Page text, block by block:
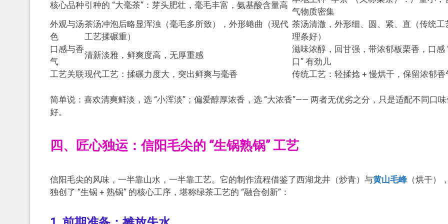
核心品种引种的 “大毫茶”：芽头肥壮，毫毛丰富，氨基酸含量高
气物质密集
外观与汤
色
茶汤冲泡后略显浑浊（毫毛多所致），外形蜷曲（现代
工艺揉碾重）
茶汤清澈，外形细、圆、紧、直（传统工
理条好）
口感与香
气
清新淡雅，鲜爽度高，无厚重感
滋味浓醇，回甘强，带浓郁板栗香，口感
口” 有劲儿
工艺关联现代工艺：揉碾力度大，突出鲜爽与毫香 传统工艺：轻揉捻 + 慢烘干，保留浓郁香
简单说：喜欢清爽鲜淡，选 “小浑淡”；偏爱醇厚浓香，选 “大浓香”—— 两者无优劣之分，只是适配不同口味
好。
四、匠心独运：信阳毛尖的 “生锅熟锅” 工艺
信阳毛尖的风味，一半靠山水，一半靠工艺。它的制作流程借鉴了西湖龙井（炒青）与黄山毛峰（烘干）
独创了 “生锅 + 熟锅” 的核心工序，堪称绿茶工艺的 “融合创新”：